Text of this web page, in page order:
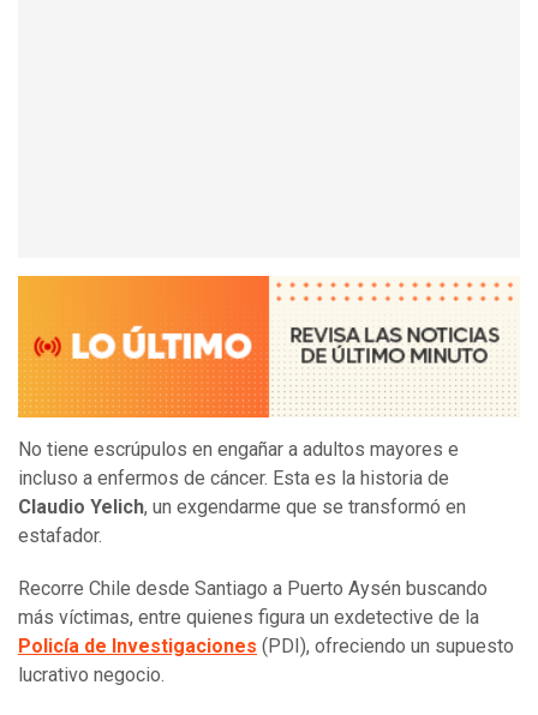
No tiene escrúpulos en engañar a adultos mayores e
incluso a enfermos de cáncer. Esta es la historia de
Claudio Yelich, un exgendarme que se transformó en
estafador.
Recorre Chile desde Santiago a Puerto Aysén buscando
más víctimas, entre quienes figura un exdetective de la
Policía de Investigaciones (PDI), ofreciendo un supuesto
lucrativo negocio.